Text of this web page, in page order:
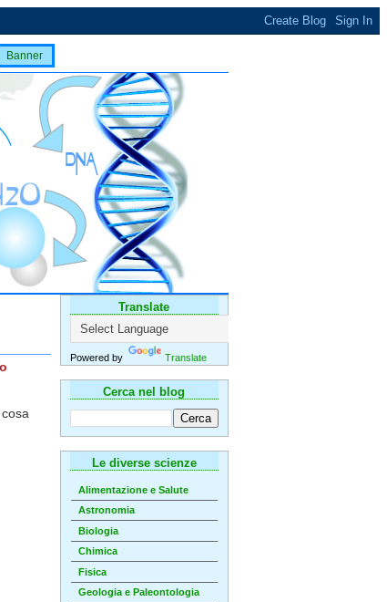
Banner
Translate
Powered by Translate
Cerca nel blog
Le diverse scienze
Alimentazione e Salute
Astronomia
Biologia
Chimica
Fisica
Geologia e Paleontologia